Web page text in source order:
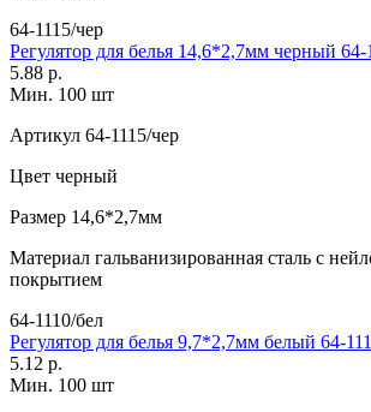
64-1115/чер
Регулятор для белья 14,6*2,7мм черный 64-
5.88 р.
Мин. 100 шт
Артикул 64-1115/чер
Цвет черный
Размер 14,6*2,7мм
Материал гальванизированная сталь с
покрытием
64-1110/бел
Регулятор для белья 9,7*2,7мм белый 64-
5.12 р.
Мин. 100 шт